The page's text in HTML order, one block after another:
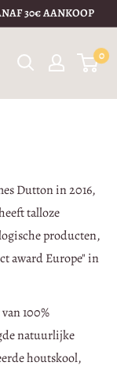
30€ AANKOOP
0
Dutton in 2016,
talloze
producten,
award Europe" in
100%
natuurlijke
houtskool,